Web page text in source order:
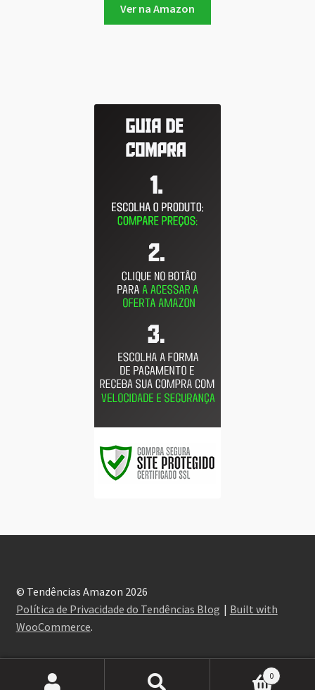
Ver na Amazon
© Tendências Amazon 2026
Política de Privacidade do Tendências Blog
Built with
WooCommerce.
0